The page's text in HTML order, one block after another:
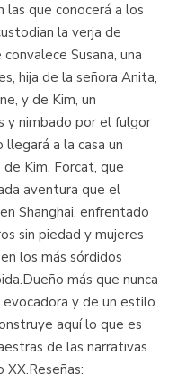
las que conocerá a los
la verja de
Susana, una
hija de la señora Anita,
y de Kim, un
y nimbado por el fulgor
a la casa un
Kim, Forcat, que
aventura que el
Shanghai, enfrentado
sin piedad y mujeres
los más sórdidos
más que nunca
y de un estilo
aquí lo que es
de las narrativas